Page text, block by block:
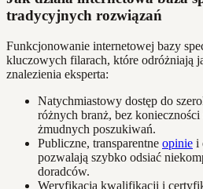
tradycyjnych rozwiązań
Funkcjonowanie internetowej bazy
kluczowych filarach, które odróżniają
znalezienia eksperta:
Natychmiastowy dostęp do
różnych branż, bez
żmudnych poszukiwań.
Publiczne, transparentne opinie i
pozwalają szybko odsiać
doradców.
Weryfikacja kwalifikacji i